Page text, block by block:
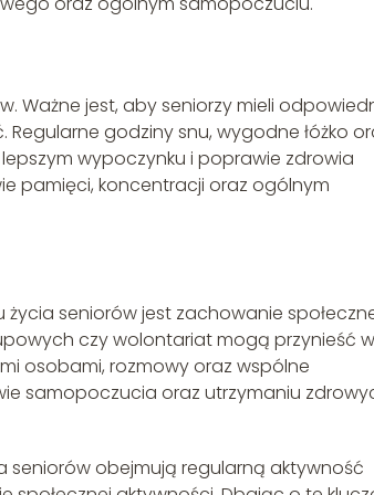
Ważne jest, aby seniorzy mieli
godziny snu, wygodne łóżko
wypoczynku i poprawie zdrowia
pamięci, koncentracji oraz ogólnym
seniorów jest zachowanie
czy wolontariat mogą przynieść
osobami, rozmowy oraz wspólne
samopoczucia oraz utrzymaniu
seniorów obejmują regularną aktywność